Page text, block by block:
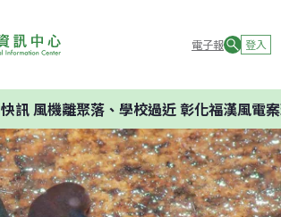
電子報 登入
風機離聚落、學校過近 彰化福漢風電案環委